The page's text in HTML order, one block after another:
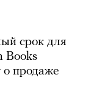
срок для
Books
продаже